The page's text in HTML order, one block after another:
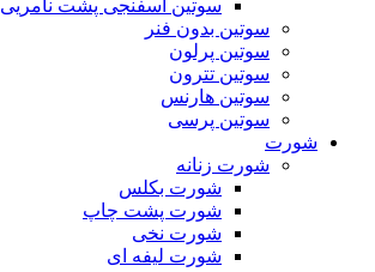
سوتین اسفنجی پشت نامریی
سوتین بدون فنر
سوتین پرلون
سوتین تترون
سوتین هارنس
سوتین پرسی
شورت
شورت زنانه
شورت بکلس
شورت پشت چاپ
شورت نخی
شورت لیفه ای